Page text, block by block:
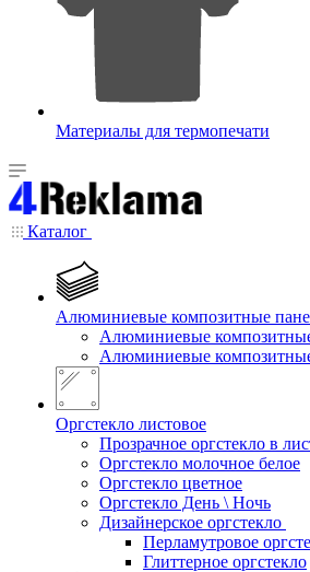
Материалы для термопечати
Каталог
Алюминиевые композитные
Алюминиевые
Алюминиевые
Оргстекло листовое
Прозрачное оргстекло в
Оргстекло молочное белое
Оргстекло цветное
Оргстекло День \ Ночь
Дизайнерское оргстекло
Перламутровое
Глиттерное оргстекло